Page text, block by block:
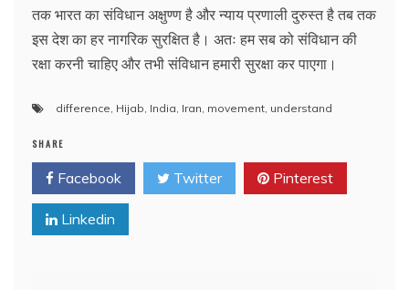
तक भारत का संविधान अक्षुण्ण है और न्याय प्रणाली दुरुस्त है तब तक
इस देश का हर नागरिक सुरक्षित है। अतः हम सब को संविधान की
रक्षा करनी चाहिए और तभी संविधान हमारी सुरक्षा कर पाएगा।
difference Hijab India Iran movement understand
SHARE
Facebook Twitter Pinterest
Linkedin